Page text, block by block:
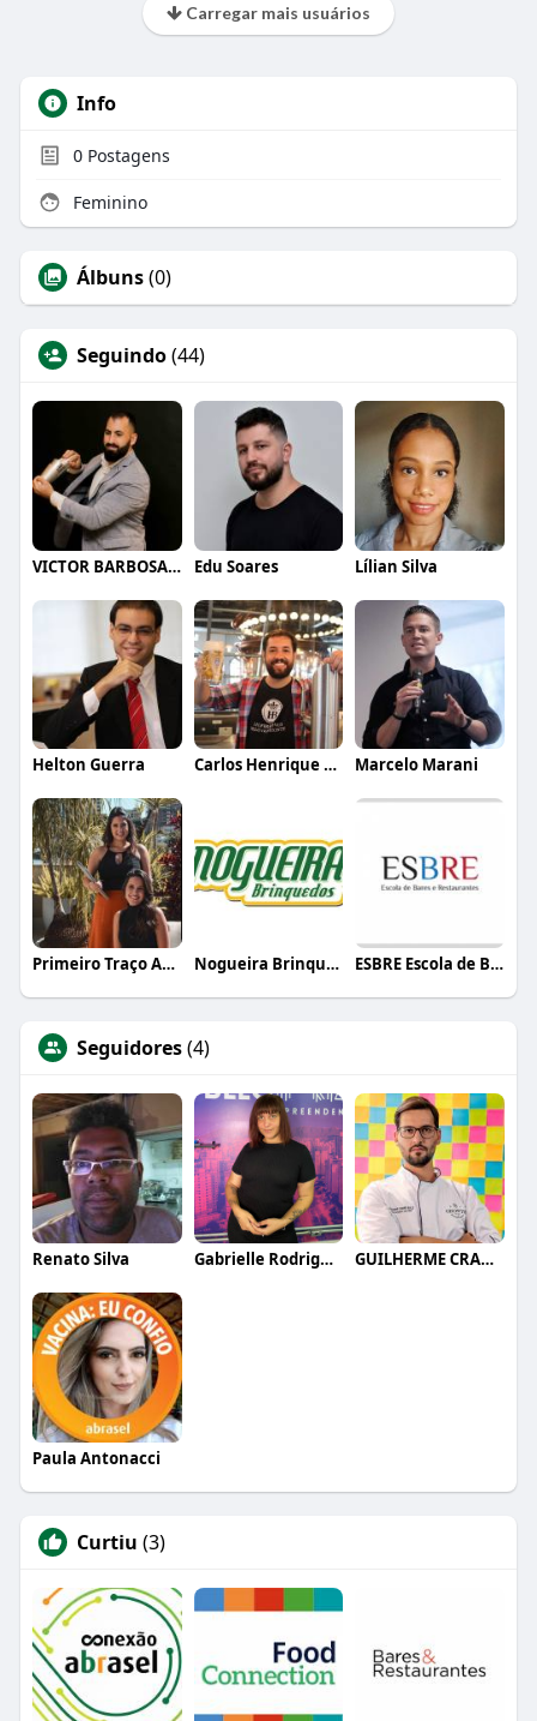
Carregar mais usuários
Info
0Postagens
Feminino
Álbuns(0)
Seguindo(44)
VICTOR BARBOSA QUARANTA Edu Soares Lílian Silva
Helton Guerra Carlos Henrique de Faria Vasconcelos Marcelo Marani
Primeiro Traço Arquitetura Nogueira Brinquedos ESBRE Escola de Bares e Restaurantes
Seguidores(4)
Renato Silva Gabrielle Rodrigues GUILHERME CRAMER BALLE
Paula Antonacci
Curtiu (3)